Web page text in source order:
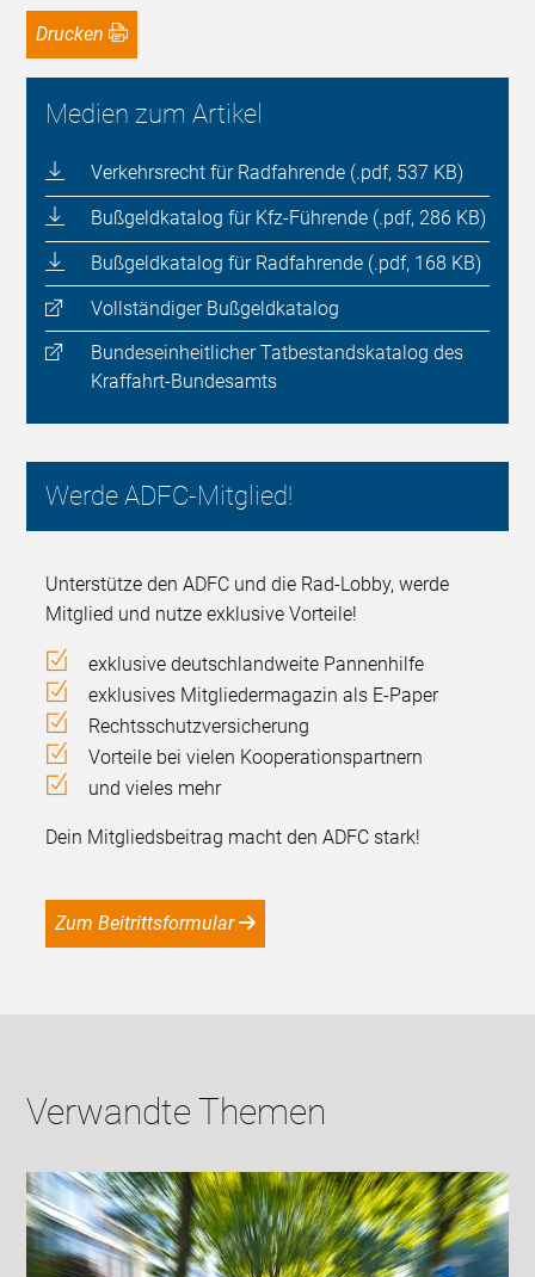
Drucken
Medien zum Artikel
Verkehrsrecht für Radfahrende (.pdf, 537 KB)
Bußgeldkatalog für Kfz-Führende (.pdf, 286 KB)
Bußgeldkatalog für Radfahrende (.pdf, 168 KB)
Vollständiger Bußgeldkatalog
Bundeseinheitlicher Tatbestandskatalog des
Kraffahrt-Bundesamts
Werde ADFC-Mitglied!
Unterstütze den ADFC und die Rad-Lobby, werde
Mitglied und nutze exklusive Vorteile!
exklusive deutschlandweite Pannenhilfe
exklusives Mitgliedermagazin als E-Paper
Rechtsschutzversicherung
Vorteile bei vielen Kooperationspartnern
und vieles mehr
Dein Mitgliedsbeitrag macht den ADFC stark!
Zum Beitrittsformular
Verwandte Themen